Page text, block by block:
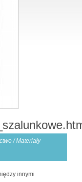
/ Materiały
innymi